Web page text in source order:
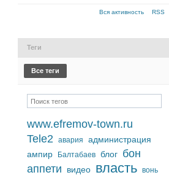
Вся активность RSS
Теги
Все теги
www.efremov-town.ru
Tele2 авария
администрация
ампир
Балтабаев блог бон
аппети
видео власть вонь